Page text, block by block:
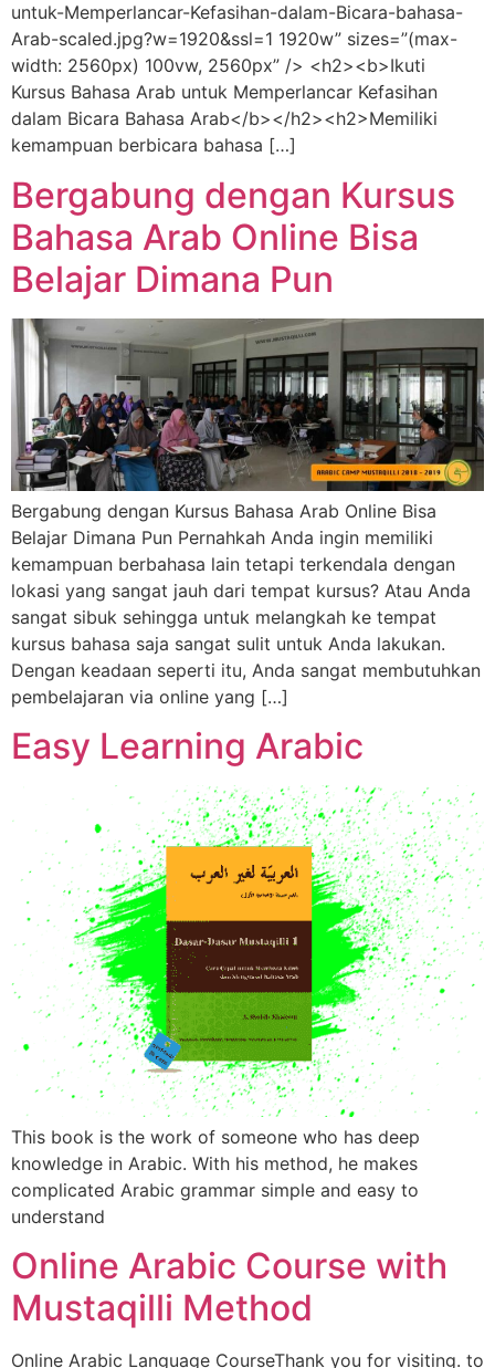
untuk-Memperlancar-Kefasihan-dalam-Bicara-bahasa-
Arab-scaled.jpg?w=1920&ssl=1 1920w” sizes=”(max-
width: 2560px) 100vw, 2560px” /> <h2><b>Ikuti
Kursus Bahasa Arab untuk Memperlancar Kefasihan
dalam Bicara Bahasa Arab</b></h2><h2>Memiliki
kemampuan berbicara bahasa […]
Bergabung dengan Kursus
Bahasa Arab Online Bisa
Belajar Dimana Pun
Bergabung dengan Kursus Bahasa Arab Online Bisa
Belajar Dimana Pun Pernahkah Anda ingin memiliki
kemampuan berbahasa lain tetapi terkendala dengan
lokasi yang sangat jauh dari tempat kursus? Atau Anda
sangat sibuk sehingga untuk melangkah ke tempat
kursus bahasa saja sangat sulit untuk Anda lakukan.
Dengan keadaan seperti itu, Anda sangat membutuhkan
pembelajaran via online yang […]
Easy Learning Arabic
This book is the work of someone who has deep
knowledge in Arabic. With his method, he makes
complicated Arabic grammar simple and easy to
understand
Online Arabic Course with
Mustaqilli Method
Online Arabic Language CourseThank you for visiting. to